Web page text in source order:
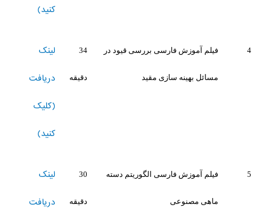
کنید)
4 فیلم آموزش فارسی بررسی قیود در
مسائل بهینه سازی مقید
34
دقیقه
لینک
دریافت
(کلیک
کنید)
5 فیلم آموزش فارسی الگوریتم دسته
ماهی مصنوعی
30
دقیقه
لینک
دریافت